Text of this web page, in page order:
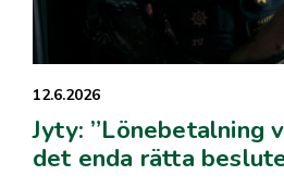
12.6.2026
Jyty: ”Lönebetalning
det enda rätta